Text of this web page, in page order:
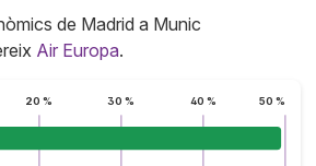
de Madrid a Munic
Air Europa.
20 % 30 % 40 % 50 %